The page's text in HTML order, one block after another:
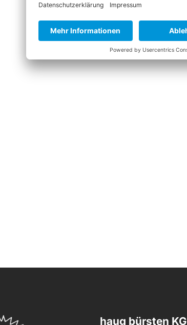
haug bürsten KG